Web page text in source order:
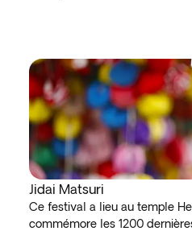
Jidai Matsuri
Ce festival a lieu au temple
commémore les 1200